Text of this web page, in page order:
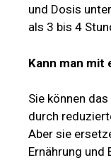
und Dosis
als 3 bis 4
Kann man mit
Sie können
durch
Aber sie
Ernährung und